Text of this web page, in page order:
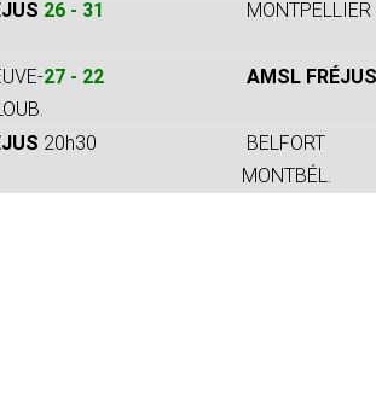
26 - 31 MONTPELLIER
27 - 22 AMSL FRÉJUS
20h30
BELFORT
MONTBÉL.